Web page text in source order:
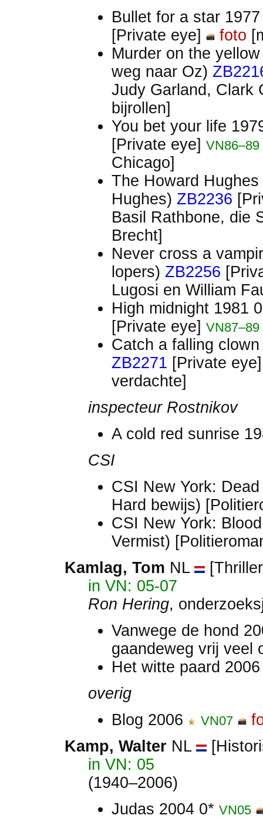
Bullet for a star
[Private eye]
foto
Murder on the
weg naar Oz)
Judy Garland, Clark
bijrollen]
You bet your life
[Private eye] VN86–89
Chicago]
The Howard
Hughes) ZB2236
Basil Rathbone, die
Brecht]
Never cross a
lopers) ZB2256
Lugosi en William
High midnight 1981
[Private eye] VN87–89
Catch a falling
ZB2271 [Private
verdachte]
inspecteur Rostnikov
A cold red sunrise
CSI
CSI New York:
Hard bewijs)
CSI New York:
Vermist)
Kamlag, Tom NL
in VN: 05-07
Ron Hering,
Vanwege de hond
gaandeweg vrij veel
Het witte paard
overig
Blog 2006
VN07
Kamp, Walter NL
in VN: 05
(1940–2006)
Judas 2004 0* VN05